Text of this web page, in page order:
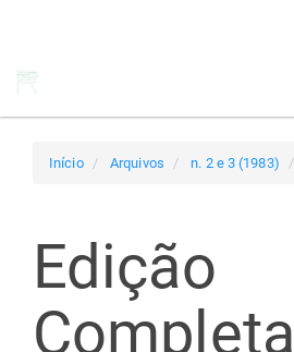
Início Arquivos n. 2 e 3 (1983)
Edição
Completa